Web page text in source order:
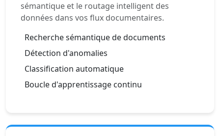
sémantique et le routage intelligent des
données dans vos flux documentaires.
Recherche sémantique de documents
Détection d'anomalies
Classification automatique
Boucle d'apprentissage continu